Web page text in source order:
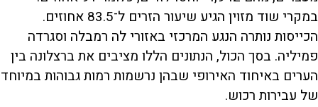
במקרי שוד מזוין הגיע שיעור הזרים ל־83.5 אחוזים.
הכייסות נותרה הנגע המרכזי באזורי לה רמבלה וסגרדה
פמיליה. בסך הכול, הנתונים הללו מציבים את ברצלונה בין
הערים באיחוד האירופי שבהן נרשמות רמות גבוהות במיוחד
של עבירות רכוש.